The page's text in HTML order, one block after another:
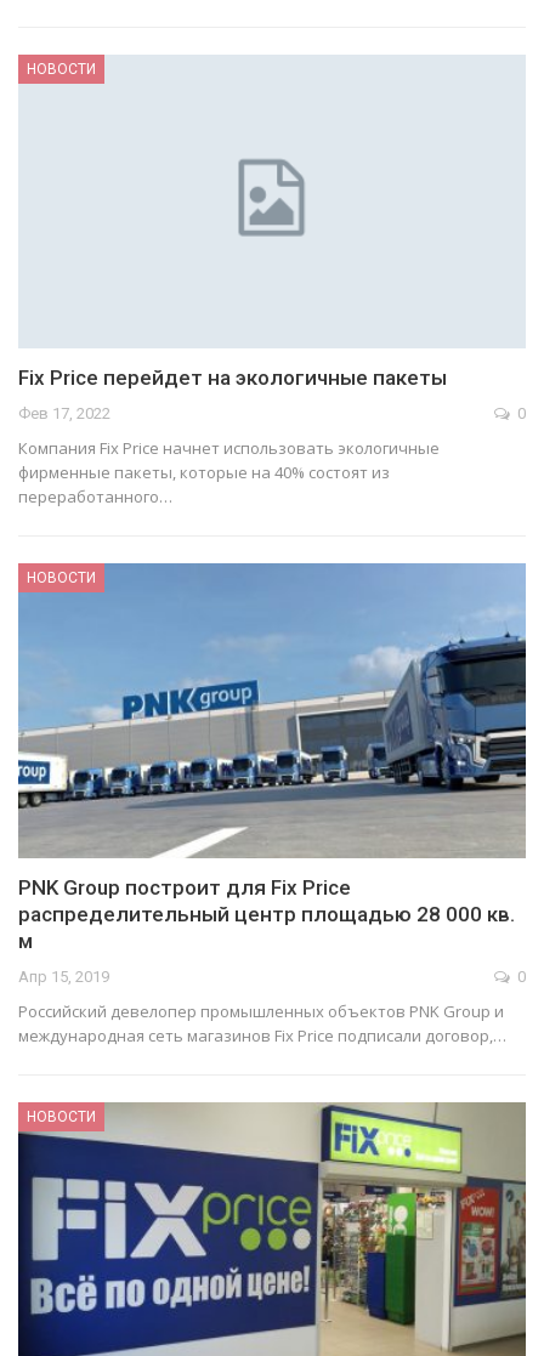
НОВОСТИ
Fix Price перейдет на экологичные пакеты
Фев 17, 2022 0
Компания Fix Price начнет использовать экологичные
фирменные пакеты, которые на 40% состоят из
переработанного…
НОВОСТИ
PNK Group построит для Fix Price
распределительный центр площадью 28 000 кв.
м
Апр 15, 2019 0
Российский девелопер промышленных объектов PNK Group и
международная сеть магазинов Fix Price подписали договор,…
НОВОСТИ